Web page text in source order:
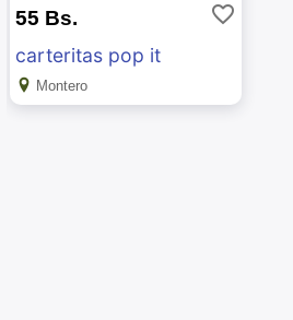
55 Bs. favorite_border
carteritas pop it
Montero